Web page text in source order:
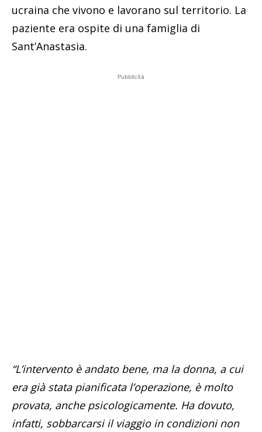
ucraina che vivono e lavorano sul territorio. La
paziente era ospite di una famiglia di
Sant’Anastasia.
Pubblicità
“L’intervento è andato bene, ma la donna, a cui
era già stata pianificata l’operazione, è molto
provata, anche psicologicamente. Ha dovuto,
infatti, sobbarcarsi il viaggio in condizioni non